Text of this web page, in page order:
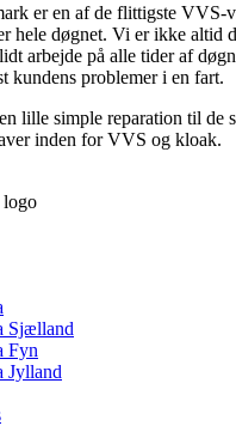
er en af de flittigste VVS-
hele døgnet. Vi er ikke altid
arbejde på alle tider af
kundens problemer i en fart.
lille simple reparation til de
inden for VVS og kloak.
Sjælland
Fyn
Jylland